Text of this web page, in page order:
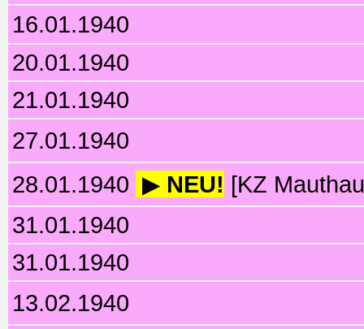
16.01.1940
20.01.1940
21.01.1940
27.01.1940
28.01.1940 ▶ NEU! [KZ
31.01.1940
31.01.1940
13.02.1940